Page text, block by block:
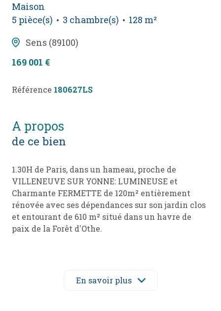
Maison
5 pièce(s)
3 chambre(s)
128 m²
Sens (89100)
169 001 €
Référence 180627LS
a propos
de ce bien
1.30H de Paris, dans un hameau, proche de
VILLENEUVE SUR YONNE: LUMINEUSE et
Charmante FERMETTE de 120m² entièrement
rénovée avec ses dépendances sur son jardin clos
et entourant de 610 m² situé dans un havre de
paix de la Forêt d'Othe.
calme complet, à deux pas de la Forêt d'OTHE.Au
rez-de-chaussée, vous trouverez un vaste salon
En savoir plus